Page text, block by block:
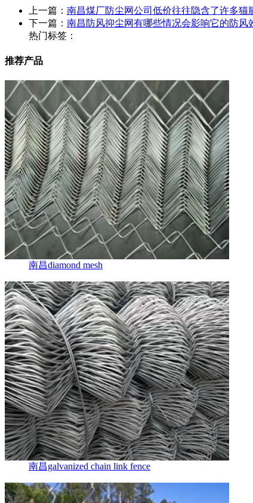
上一篇： 南昌煤厂防尘网公司低价往往隐含了许多猫
下一篇： 南昌防风抑尘网有哪些情况会影响它的防风
热门标签：
推荐产品
南昌diamond mesh
南昌galvanized chain link fence